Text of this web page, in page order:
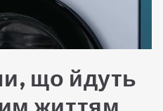
що йдуть